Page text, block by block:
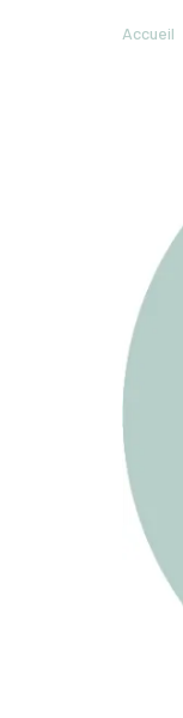
Accueil